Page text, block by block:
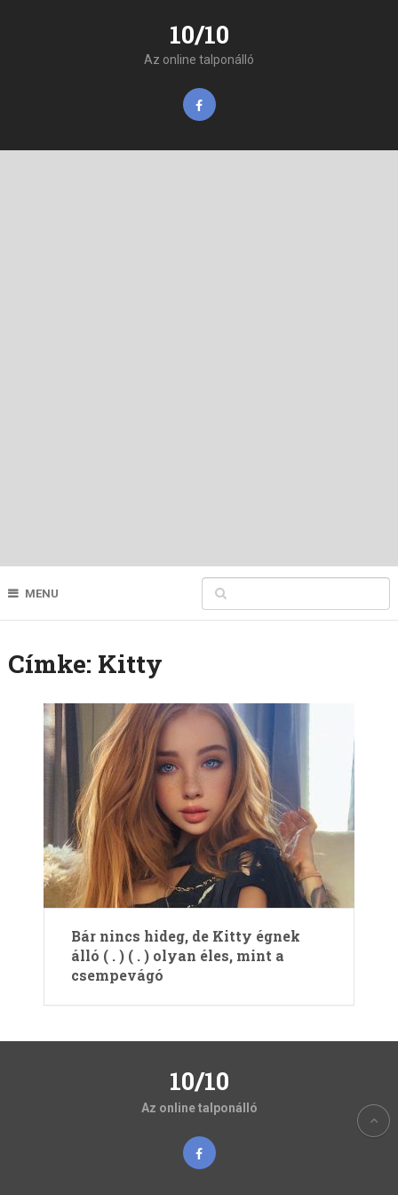
10/10
Az online talponálló
MENU
Címke: Kitty
Bár nincs hideg, de Kitty égnek
álló ( . ) ( . ) olyan éles, mint a
csempevágó
10/10
Az online talponálló